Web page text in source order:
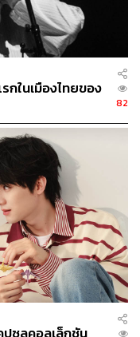
กลองอะไรใหม่ๆ
าหารลอยฟ้าส่งตรง
ตร หรือเทียบเท่าตึก
ขึ้นสู่ท้องฟ้าย่าน
ตรียมโดยเชฟเกตา
อาหาร Rossini’s
จะมารังสรรค์
อเนื้อแองกัสกับสลัดใน
ากนั้นเตรียมเข้าสู่
ะเขือเทศใส่เนื้อปู
กในเมืองไทยของ
82